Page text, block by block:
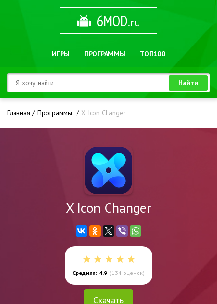
6MOD.ru
ИГРЫ ПРОГРАММЫ ТОП100
Найти
Главная Программы X Icon Changer
X Icon Changer
Средняя: 4.9 (134 оценок)
Скачать